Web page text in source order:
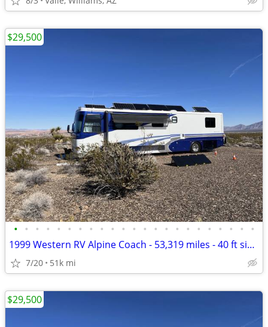
• • • • • • • • • • • • • • • • • • • • • • •
1999 Western RV Alpine Coach - 53,319 miles - 40 ft single slide
7/20 51k mi
$29,500
$29,500